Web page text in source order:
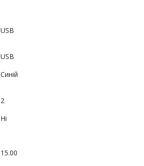
USB
USB
Синій
2
Ні
15.00